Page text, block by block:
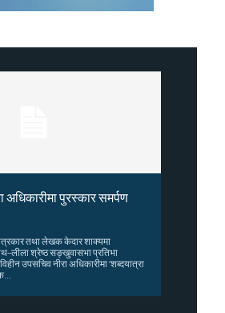
अधिकारीमा पुरस्कार समर्पण
तथा लेखक केदार शाक्यमा
श्रेष्ठ सङ्खुवासभा प्रतिभा
उपसचिव नीरा अधिकारीमा ‘शब्दयात्रा